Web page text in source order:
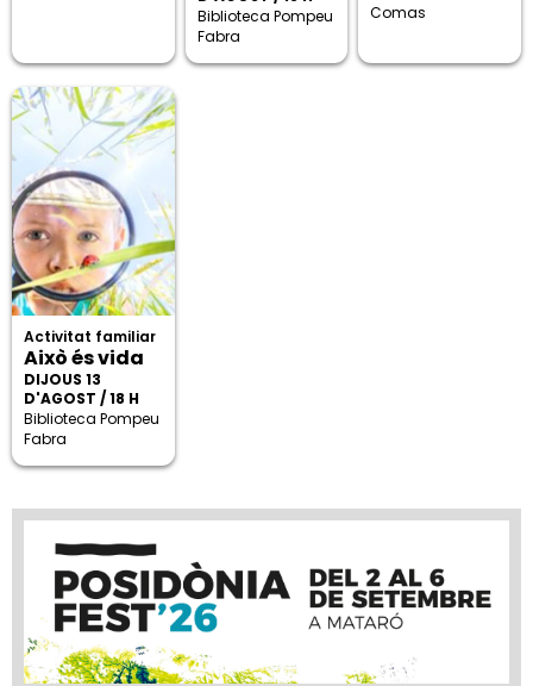
Biblioteca Pompeu
Fabra
Comas
Activitat familiar
Això és vida
DIJOUS 13
D'AGOST / 18 H
Biblioteca Pompeu
Fabra